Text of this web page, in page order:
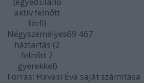
aktív felnőtt
férfi)
Négyszemélyes
háztartás (2
felnőtt 2
gyerekkel)
69 467
Forrás: Havasi Éva saját számítása